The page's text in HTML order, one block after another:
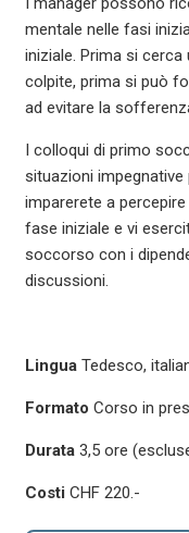
mentale nelle fasi
iniziale. Prima si
colpite, prima si può
ad evitare la
I colloqui di primo
situazioni impegnative
imparerete a
fase iniziale e vi
soccorso con i
discussioni.
LinguaTedesco,
Formato Corso in
Durata 3,5 ore
Costi CHF 220.-